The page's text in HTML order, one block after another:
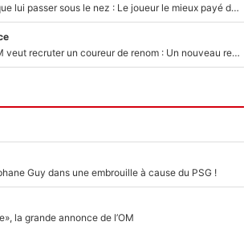
L'OM voit ce joli chèque lui passer sous le nez : Le joueur le mieux payé du club refuse de partir, son transfert est annulé à la dernière minute !
Decathlon-CMA CGM veut recruter un coureur de renom : Un nouveau renfort important arrive pour Paul Seixas ?
Guy dans une embrouille à cause du PSG !
la grande annonce de l’OM